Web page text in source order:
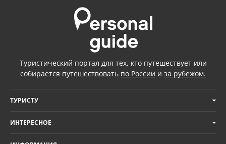
Туристический портал для тех, кто путешествует или
собирается путешествовать по России и за рубежом.
ТУРИСТУ
ИНТЕРЕСНОЕ